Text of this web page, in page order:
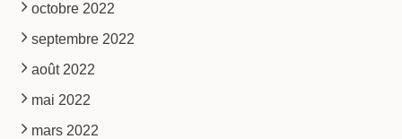
octobre 2022
septembre 2022
août 2022
mai 2022
mars 2022